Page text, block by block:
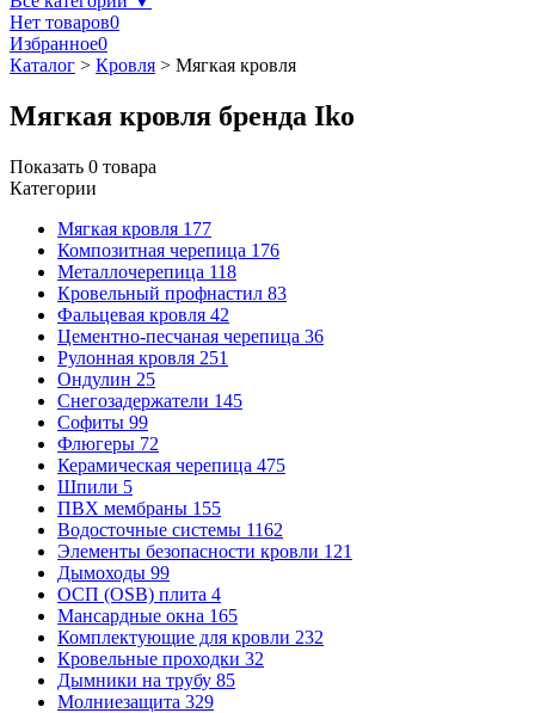
Нет товаров0
Избранное0
Каталог > Кровля > Мягкая кровля
Мягкая кровля бренда Iko
Показать 0 товара
Категории
Мягкая кровля 177
Композитная черепица 176
Металлочерепица 118
Кровельный профнастил 83
Фальцевая кровля 42
Цементно-песчаная черепица 36
Рулонная кровля 251
Ондулин 25
Снегозадержатели 145
Софиты 99
Флюгеры 72
Керамическая черепица 475
Шпили 5
ПВХ мембраны 155
Водосточные системы 1162
Элементы безопасности кровли 121
Дымоходы 99
ОСП (OSB) плита 4
Мансардные окна 165
Комплектующие для кровли 232
Кровельные проходки 32
Дымники на трубу 85
Молниезащита 329